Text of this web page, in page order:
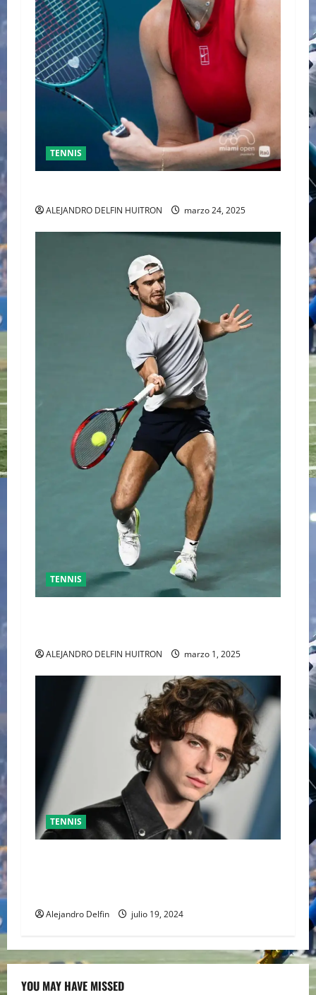
TENNIS
ALEJANDRO DELFIN HUITRON marzo 24, 2025
TENNIS
ALEJANDRO DELFIN HUITRON marzo 1, 2025
TENNIS
Alejandro Delfin julio 19, 2024
YOU MAY HAVE MISSED